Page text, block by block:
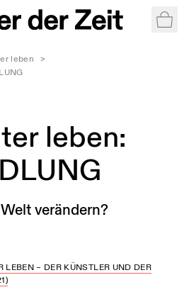
leben
>
leben:
verändern?
LEBEN – DER KÜNSTLER UND DER